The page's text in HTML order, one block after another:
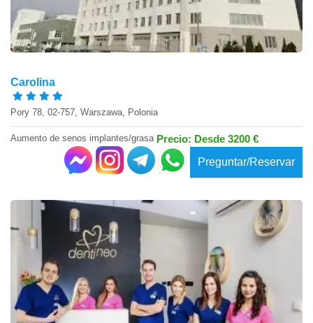
Carolina
Pory 78, 02-757, Warszawa, Polonia
Aumento de senos implantes/grasa Precio: Desde 3200 €
Preguntar/Reservar